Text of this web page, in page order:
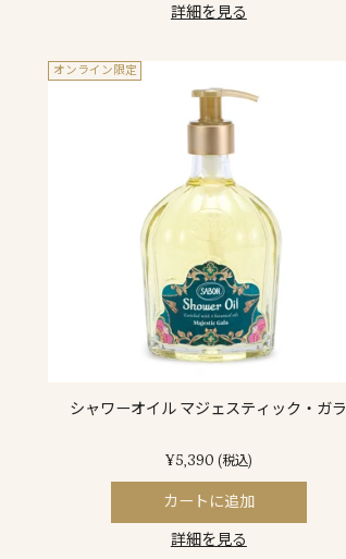
詳細を見る
オンライン限定
シャワーオイル マジェスティック・ガラ
¥5,390 (税込)
カートに追加
詳細を見る